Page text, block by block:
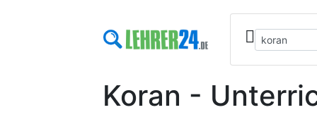
Koran -